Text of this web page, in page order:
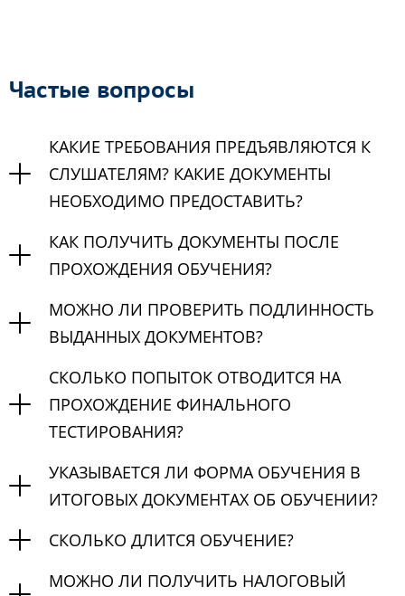
Частые вопросы
КАКИЕ ТРЕБОВАНИЯ ПРЕДЪЯВЛЯЮТСЯ К
СЛУШАТЕЛЯМ? КАКИЕ ДОКУМЕНТЫ
НЕОБХОДИМО ПРЕДОСТАВИТЬ?
КАК ПОЛУЧИТЬ ДОКУМЕНТЫ ПОСЛЕ
ПРОХОЖДЕНИЯ ОБУЧЕНИЯ?
МОЖНО ЛИ ПРОВЕРИТЬ ПОДЛИННОСТЬ
ВЫДАННЫХ ДОКУМЕНТОВ?
СКОЛЬКО ПОПЫТОК ОТВОДИТСЯ НА
ПРОХОЖДЕНИЕ ФИНАЛЬНОГО
ТЕСТИРОВАНИЯ?
УКАЗЫВАЕТСЯ ЛИ ФОРМА ОБУЧЕНИЯ В
ИТОГОВЫХ ДОКУМЕНТАХ ОБ ОБУЧЕНИИ?
СКОЛЬКО ДЛИТСЯ ОБУЧЕНИЕ?
МОЖНО ЛИ ПОЛУЧИТЬ НАЛОГОВЫЙ